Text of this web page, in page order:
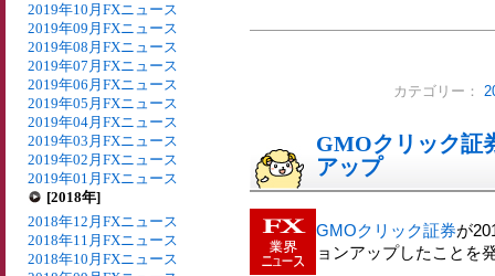
2019年10月FXニュース
2019年09月FXニュース
2019年08月FXニュース
2019年07月FXニュース
2019年06月FXニュース
2019年05月FXニュース
2019年04月FXニュース
2019年03月FXニュース
2019年02月FXニュース
2019年01月FXニュース
[2018年]
2018年12月FXニュース
2018年11月FXニュース
2018年10月FXニュース
カテゴリー：
GMOクリック証
アップ
GMOクリック証券が
ョンアップしたことを